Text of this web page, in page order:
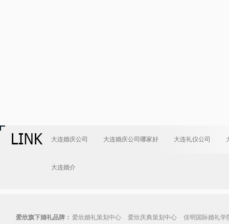
大连婚庆公司 大连婚庆公司哪家好 大连礼仪公司
大连婚介
爱欣旗下婚礼品牌： 爱欣婚礼策划中心 爱欣庆典策划中心 佳明国际婚礼学